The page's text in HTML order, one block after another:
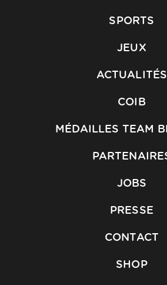
SPORTS
JEUX
ACTUALITÉS
COIB
MÉDAILLES TEAM
JOBS
PRESSE
CONTACT
SHOP